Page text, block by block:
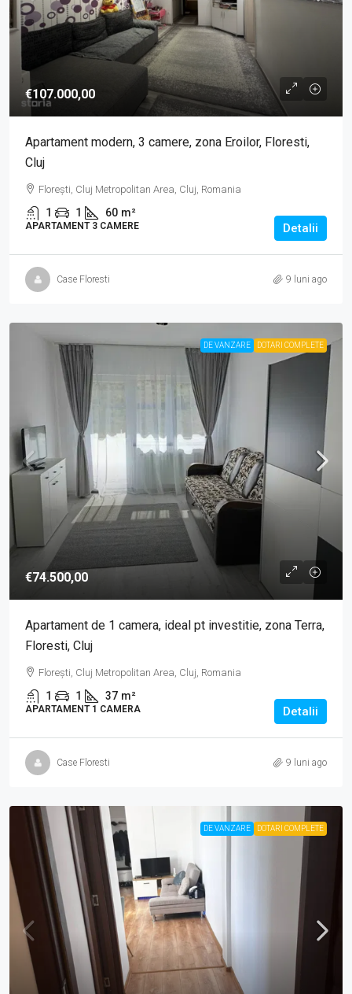
€107.000,00
Apartament modern, 3 camere, zona Eroilor, Floresti,
Cluj
Florești, Cluj Metropolitan Area, Cluj, Romania
1 1 60 m²
APARTAMENT 3 CAMERE Detalii
Case Floresti 9 luni ago
DE VANZARE DOTARI COMPLETE
€74.500,00
Apartament de 1 camera, ideal pt investitie, zona Terra,
Floresti, Cluj
Florești, Cluj Metropolitan Area, Cluj, Romania
1 1 37 m²
APARTAMENT 1 CAMERA Detalii
Case Floresti 9 luni ago
DE VANZARE DOTARI COMPLETE